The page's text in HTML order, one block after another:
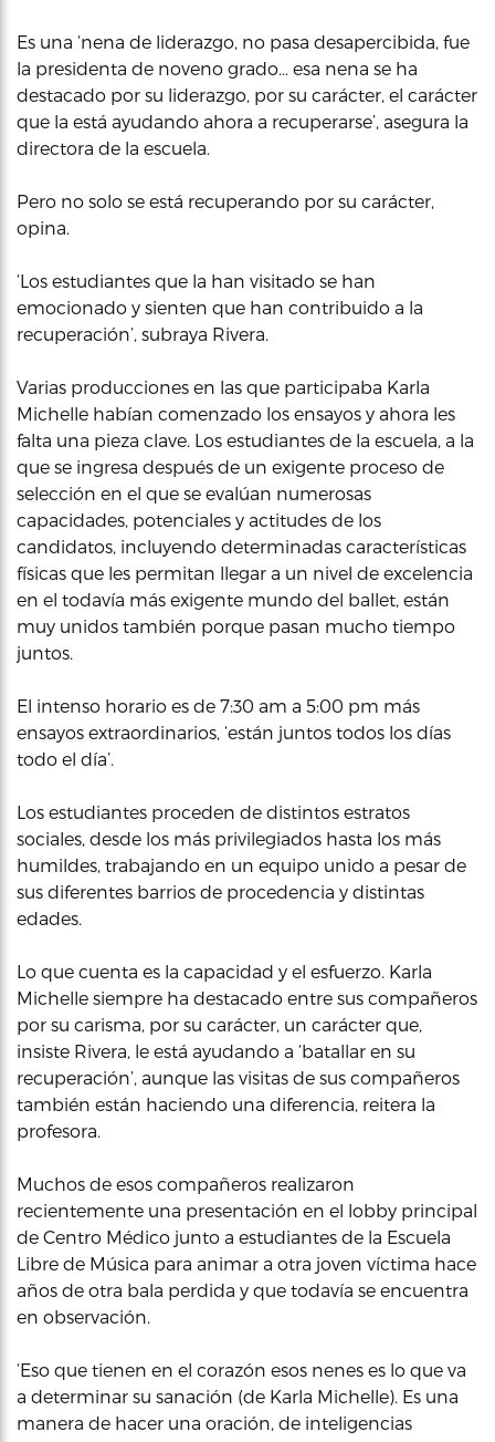
Es una ‘nena de liderazgo, no pasa desapercibida, fue
la presidenta de noveno grado… esa nena se ha
destacado por su liderazgo, por su carácter, el carácter
que la está ayudando ahora a recuperarse’, asegura la
directora de la escuela.
Pero no solo se está recuperando por su carácter,
opina.
‘Los estudiantes que la han visitado se han
emocionado y sienten que han contribuido a la
recuperación’, subraya Rivera.
Varias producciones en las que participaba Karla
Michelle habían comenzado los ensayos y ahora les
falta una pieza clave. Los estudiantes de la escuela, a la
que se ingresa después de un exigente proceso de
selección en el que se evalúan numerosas
capacidades, potenciales y actitudes de los
candidatos, incluyendo determinadas características
físicas que les permitan llegar a un nivel de excelencia
en el todavía más exigente mundo del ballet, están
muy unidos también porque pasan mucho tiempo
juntos.
El intenso horario es de 7:30 am a 5:00 pm más
ensayos extraordinarios, ‘están juntos todos los días
todo el día’.
Los estudiantes proceden de distintos estratos
sociales, desde los más privilegiados hasta los más
humildes, trabajando en un equipo unido a pesar de
sus diferentes barrios de procedencia y distintas
edades.
Lo que cuenta es la capacidad y el esfuerzo. Karla
Michelle siempre ha destacado entre sus compañeros
por su carisma, por su carácter, un carácter que,
insiste Rivera, le está ayudando a ‘batallar en su
recuperación’, aunque las visitas de sus compañeros
también están haciendo una diferencia, reitera la
profesora.
Muchos de esos compañeros realizaron
recientemente una presentación en el lobby principal
de Centro Médico junto a estudiantes de la Escuela
Libre de Música para animar a otra joven víctima hace
años de otra bala perdida y que todavía se encuentra
en observación.
‘Eso que tienen en el corazón esos nenes es lo que va
a determinar su sanación (de Karla Michelle). Es una
manera de hacer una oración, de inteligencias